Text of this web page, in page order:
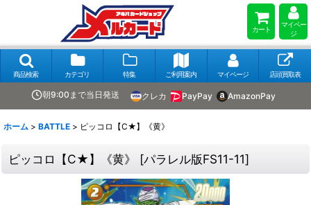
カート
マイペー
ジ
商品検索 カテゴリ 特集 ご利用案内 マイページ 店頭買取表
朝9:00まで当日発送 クレカ PayPay AmazonPay
ホーム > BATTLE > ピッコロ【C★】《黄》
ピッコロ【C★】《黄》 [パラレル版FS11-11]